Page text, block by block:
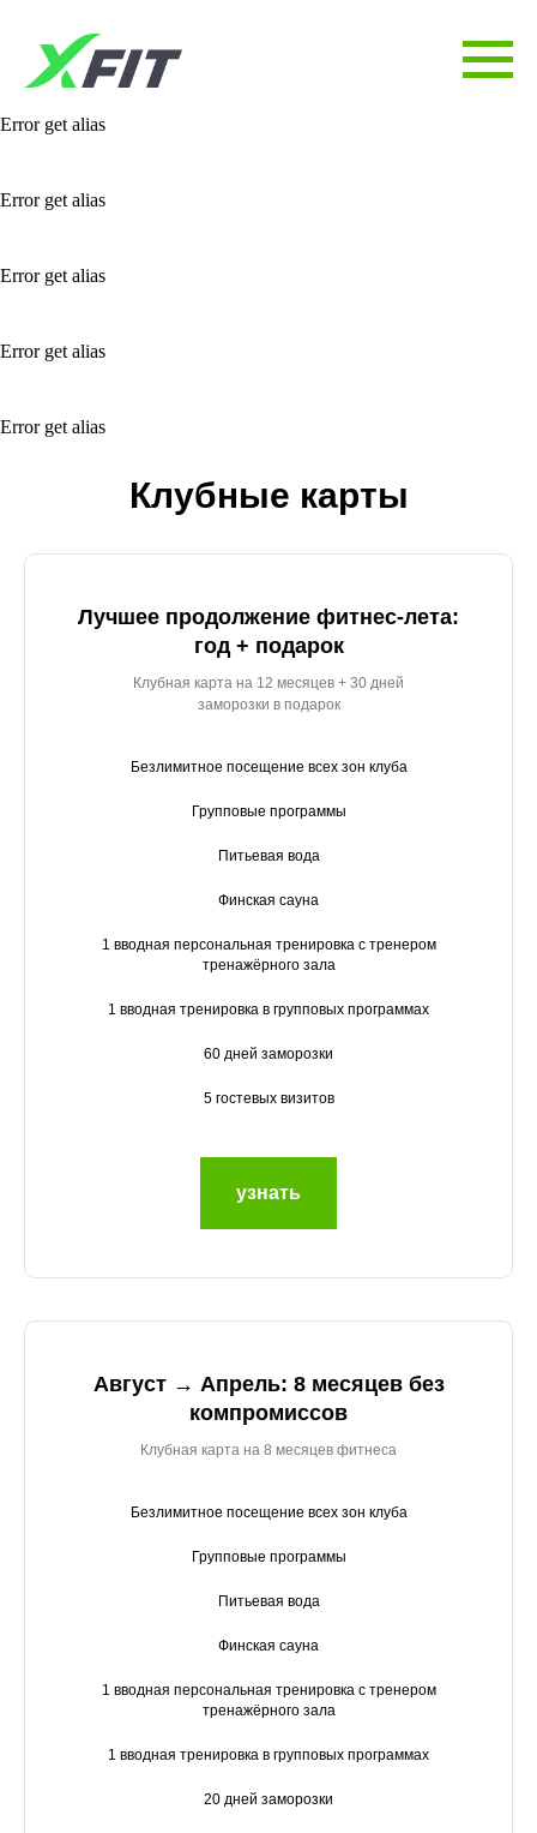
Error get alias
Error get alias
Error get alias
Error get alias
Error get alias
Клубные карты
Лучшее продолжение фитнес-лета:
год + подарок
Клубная карта на 12 месяцев + 30 дней
заморозки в подарок
Безлимитное посещение всех зон клуба
Групповые программы
Питьевая вода
Финская сауна
1 вводная персональная тренировка с тренером
тренажёрного зала
1 вводная тренировка в групповых программах
60 дней заморозки
5 гостевых визитов
узнать
Август → Апрель: 8 месяцев без
компромиссов
Клубная карта на 8 месяцев фитнеса
Безлимитное посещение всех зон клуба
Групповые программы
Питьевая вода
Финская сауна
1 вводная персональная тренировка с тренером
тренажёрного зала
1 вводная тренировка в групповых программах
20 дней заморозки